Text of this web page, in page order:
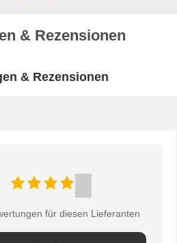
& Rezensionen
& Rezensionen
für diesen Lieferanten